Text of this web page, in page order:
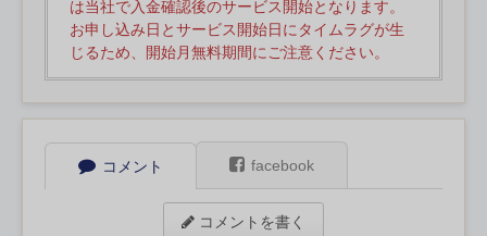
は当社で入金確認後のサービス開始となります。
お申し込み日とサービス開始日にタイムラグが生
じるため、開始月無料期間にご注意ください。
コメント facebook
コメントを書く